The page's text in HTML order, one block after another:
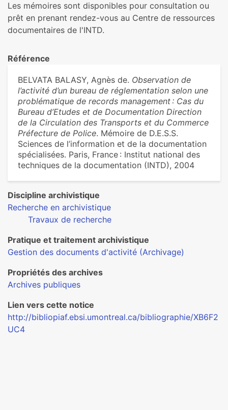
Les mémoires sont disponibles pour consultation ou
prêt en prenant rendez-vous au Centre de ressources
documentaires de l'INTD.
Référence
BELVATA BALASY, Agnès de. Observation de
l’activité d’un bureau de réglementation selon une
problématique de records management : Cas du
Bureau d’Etudes et de Documentation Direction
de la Circulation des Transports et du Commerce
Préfecture de Police. Mémoire de D.E.S.S.
Sciences de l’information et de la documentation
spécialisées. Paris, France : Institut national des
techniques de la documentation (INTD), 2004
Discipline archivistique
Recherche en archivistique
Travaux de recherche
Pratique et traitement archivistique
Gestion des documents d'activité (Archivage)
Propriétés des archives
Archives publiques
Lien vers cette notice
http://bibliopiaf.ebsi.umontreal.ca/bibliographie/XB6F2
UC4